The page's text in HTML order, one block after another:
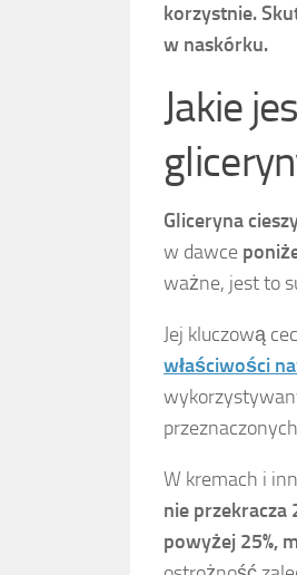
korzystnie.
w naskórku.
Jakie
Gliceryna
w dawce
ważne, jest to
Jej kluczową
właściwości
W kremach i
nie przekracza
powyżej 25%,